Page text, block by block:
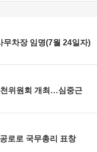
무차장 임명(7월 24일자)
위원회 개최…심중근
로로 국무총리 표창